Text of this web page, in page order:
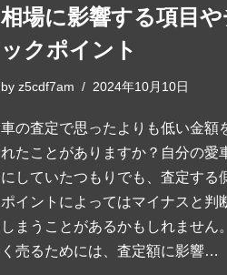
相場に影響する項目や
ックポイント
by z5cdf7am 2024年10月10日
車の査定で思ったよりも低い金額
れたことがありますか？自分の愛
にしていたつもりでも、査定する
ポイントによってはマイナスと判
しまうことがあるかもしれません
く売るためには、査定額に影響…